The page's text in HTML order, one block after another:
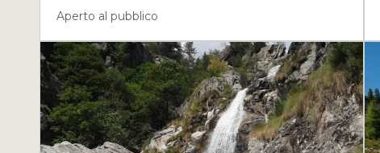
Aperto al pubblico